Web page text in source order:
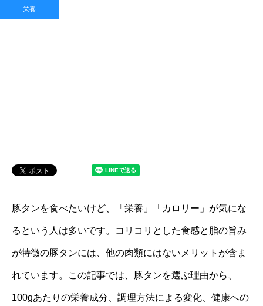
栄養
豚タンを食べたいけど、「栄養」「カロリー」が気にな
るという人は多いです。コリコリとした食感と脂の旨み
が特徴の豚タンには、他の肉類にはないメリットが含ま
れています。この記事では、豚タンを選ぶ理由から、
100gあたりの栄養成分、調理方法による変化、健康への